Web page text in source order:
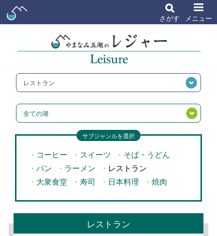
さがす メニュー
レストラン
全ての湖
サブジャンルを選択
コーヒー スイーツ
そば・うどん
パン
ラーメン
レストラン
大衆食堂
寿司 日本料理 焼肉
レストラン